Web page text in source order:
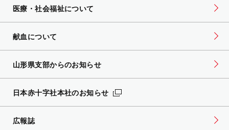
医療・社会福祉について
献血について
山形県支部からのお知らせ
日本赤十字社本社のお知らせ
広報誌